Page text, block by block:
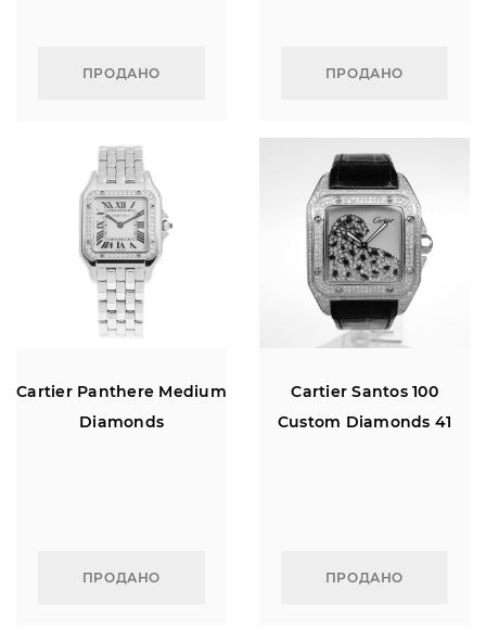
ПРОДАНО ПРОДАНО
Cartier Panthere Medium
Diamonds
ПРОДАНО
Cartier Santos 100
Custom Diamonds 41
ПРОДАНО